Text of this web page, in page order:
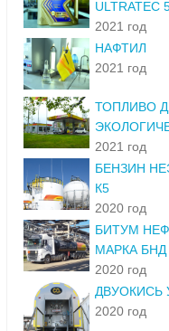
ULTRATEC
2021 год
НАФТИЛ
2021 год
ТОПЛИВО
2021 год
БЕНЗИН
К5
2020 год
БИТУМ
МАРКА БНД
2020 год
ДВУОКИСЬ
2020 год